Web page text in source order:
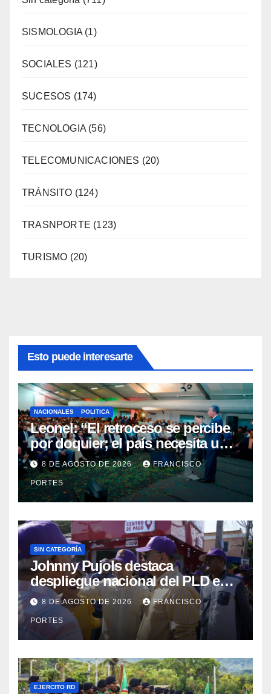
SISMOLOGIA (1)
SOCIALES (121)
SUCESOS (174)
TECNOLOGIA (56)
TELECOMUNICACIONES (20)
TRÁNSITO (124)
TRASNPORTE (123)
TURISMO (20)
Esto puede interesarte
NACIONALES POLITICA
Leonel: “El retroceso se percibe
por doquier; el país necesita un
nuevo rumbo”
8 DE AGOSTO DE 2026 FRANCISCO
PORTES
SIN CATEGORÍA
Johnny Pujols destaca
despliegue nacional del PLD en
segunda jornada de Esfuerzo
Concentrado
8 DE AGOSTO DE 2026 FRANCISCO
PORTES
EJERCITO RD